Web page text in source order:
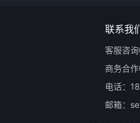
联系我
客服咨
商务合
电话：
邮箱：